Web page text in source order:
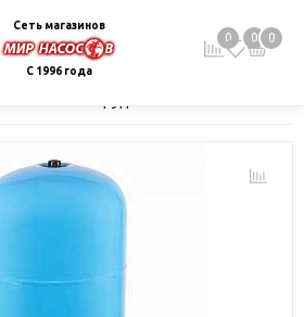
Сеть магазинов
С 1996 года
0 0 0